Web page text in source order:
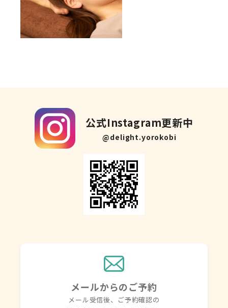
公式Instagram更新中
@delight.yorokobi
メールからのご予約
メール受信後、ご予約確認の